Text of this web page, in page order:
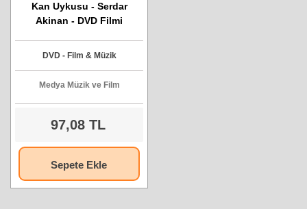
Kan Uykusu - Serdar
Akinan - DVD Filmi
DVD - Film & Müzik
Medya Müzik ve Film
97,08 TL
Sepete Ekle